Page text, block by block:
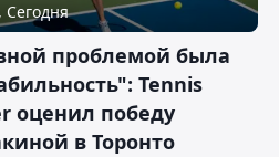
Сегодня
проблемой была
Tennis
оценил победу
в Торонто